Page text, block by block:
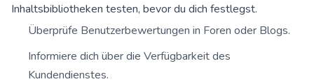
Inhaltsbibliotheken testen, bevor du dich festlegst.
Überprüfe Benutzerbewertungen in Foren oder Blogs.
Informiere dich über die Verfügbarkeit des
Kundendienstes.